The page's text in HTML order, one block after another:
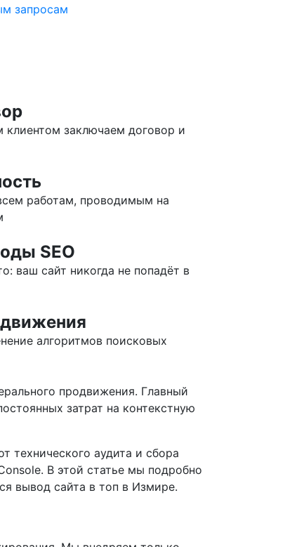
запросам
заключаем договор и
работам, проводимым на
SEO
ваш сайт никогда не попадёт в
алгоритмов поисковых
продвижения. Главный
затрат на контекстную
технического аудита и сбора
В этой статье мы подробно
вывод сайта в топ в Измире.